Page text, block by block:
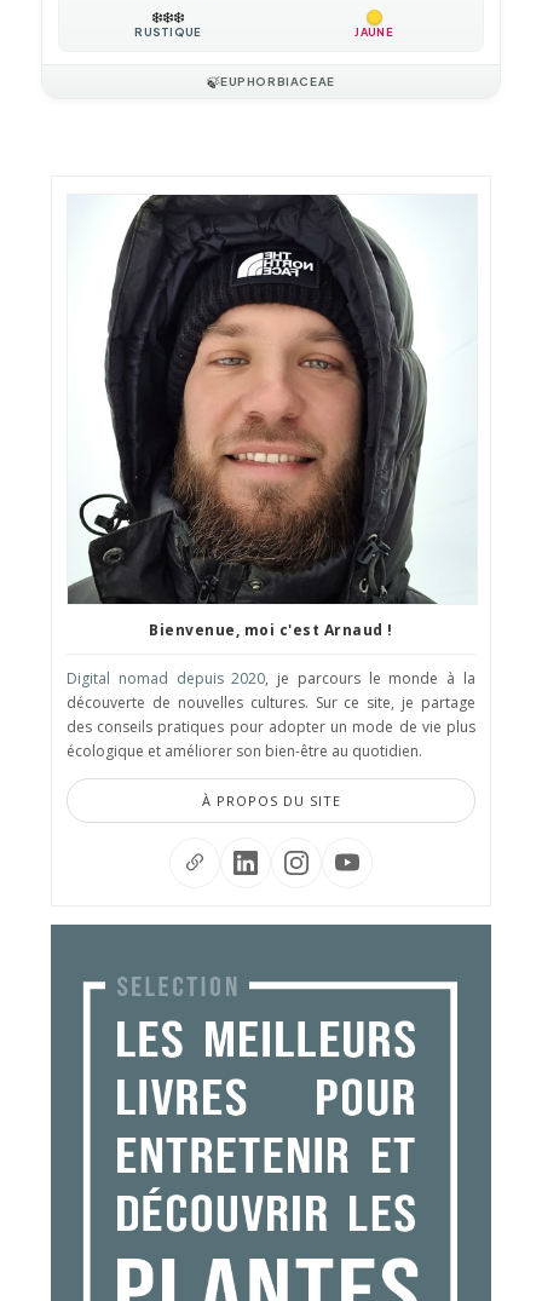
❄️❄️❄️
RUSTIQUE JAUNE
🍃EUPHORBIACEAE
Bienvenue, moi c'est Arnaud !
Digital nomad depuis 2020, je parcours le monde à la
découverte de nouvelles cultures. Sur ce site, je partage
des conseils pratiques pour adopter un mode de vie plus
écologique et améliorer son bien-être au quotidien.
À PROPOS DU SITE